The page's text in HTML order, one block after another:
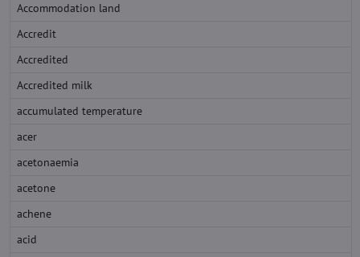
Accommodation land
Accredit
Accredited
Accredited milk
accumulated temperature
acer
acetonaemia
acetone
achene
acid